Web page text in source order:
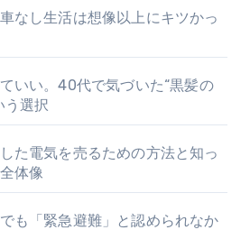
なし生活は想像以上にキツかっ
いい。40代で気づいた“黒髪の
う選択
た電気を売るための方法と知っ
体像
も「緊急避難」と認められなか